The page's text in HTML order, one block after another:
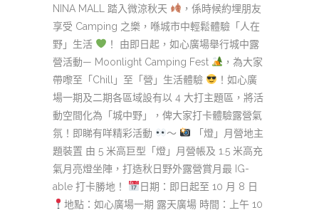
NINA MALL 踏入微涼秋天
，係時候約埋朋友
享受 Camping 之樂，喺城市中輕鬆體驗「人在
野」生活
！ 由即日起，如心廣場舉行城中露
營活動— Moonlight Camping Fest
，為大家
帶嚟至「Chill」至「營」生活體驗
！如心廣
場一期及二期各區域設有以 4 大打主題區，將活
動空間化為「城中野」，俾大家打卡體驗露營氣
氛！即睇有咩精彩活動
～
「燈」月營地主
題裝置 由 5 米高巨型「燈」月營帳及 1.5 米高充
氣月亮燈坐陣，打造秋日野外露營賞月最 IG-
able 打卡勝地！
日期：即日起至 10 月 8 日
地點：如心廣場一期 露天廣場 時間：上午 10